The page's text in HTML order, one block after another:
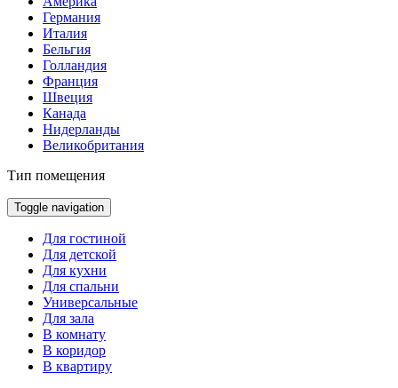
Германия
Италия
Бельгия
Голландия
Франция
Швеция
Канада
Нидерланды
Великобритания
Тип помещения
Toggle navigation
Для гостиной
Для детской
Для кухни
Для спальни
Универсальные
Для зала
В комнату
В коридор
В квартиру